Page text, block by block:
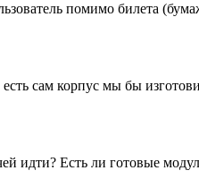
помимо билета
сам корпус мы бы
идти? Есть ли готовые